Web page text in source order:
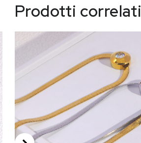
Prodotti correlati